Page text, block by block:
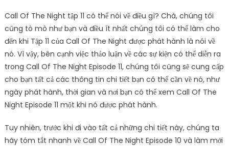
Call Of The Night tập 11 có thể nói về điều gì? Chà, chúng tôi
cũng tò mò như bạn và điều ít nhất chúng tôi có thể làm cho
đến khi Tập 11 của Call Of The Night được phát hành là nói về
nó. Vì vậy, bên cạnh việc thảo luận về các sự kiện có thể diễn ra
trong Call Of The Night Episode 11, chúng tôi cũng sẽ cung cấp
cho bạn tất cả các thông tin chi tiết bạn có thể cần về nó, như
ngày phát hành, thời gian và nơi bạn có thể xem Call Of The
Night Episode 11 một khi nó được phát hành.
Tuy nhiên, trước khi đi vào tất cả những chi tiết này, chúng ta
hãy tóm tắt nhanh về Call Of The Night Episode 10 và làm mới